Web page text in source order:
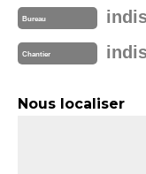
Bureau
Chantier
Nous localiser